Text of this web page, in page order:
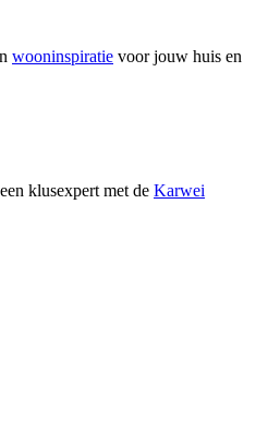
wooninspiratie voor jouw huis en
klusexpert met de Karwei